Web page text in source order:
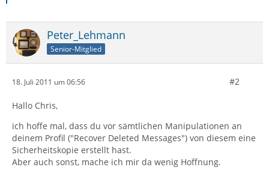
Peter_Lehmann
Senior-Mitglied
18. Juli 2011 um 06:56 #2
Hallo Chris,
ich hoffe mal, dass du vor sämtlichen Manipulationen an
deinem Profil ("Recover Deleted Messages") von diesem eine
Sicherheitskopie erstellt hast.
Aber auch sonst, mache ich mir da wenig Hoffnung.